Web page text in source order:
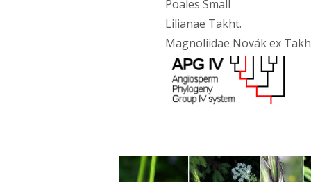
Poales Small
Lilianae Takht.
Magnoliidae Novák ex